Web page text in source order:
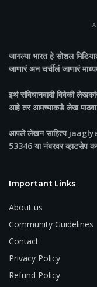
जागल्या भारतहे सोशल
जाणारं अन चर्चीलं जाणारं
इथं संविधानवादी विवेकी
आहे तर आमच्याकडे लेख पाठवा
आपले लेखन साहित्य
53346 या नंबरवर व्हाटसेप
Important Links
About us
Community Guidelines
Contact
Privacy Policy
Refund Policy